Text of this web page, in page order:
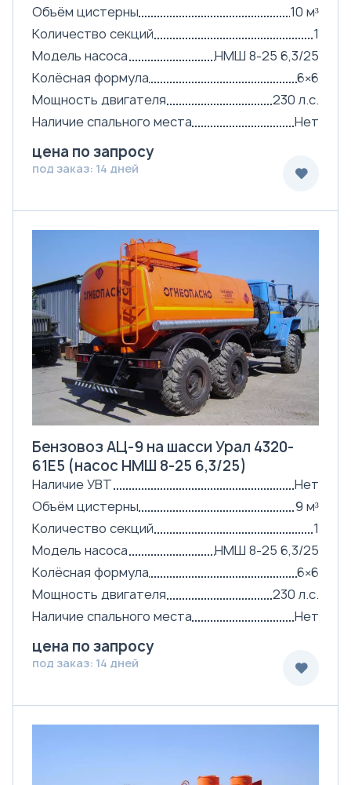
Объём цистерны
10 м³
Количество секций
1
Модель насоса
НМШ 8-25 6,3/25
Колёсная формула
6×6
Мощность двигателя
230 л.с.
Наличие спального места
Нет
цена по запросу
под заказ: 14 дней
Бензовоз АЦ-9 на шасси Урал 4320-
61Е5 (насос НМШ 8-25 6,3/25)
Наличие УВТ
Нет
Объём цистерны
9 м³
Количество секций
1
Модель насоса
НМШ 8-25 6,3/25
Колёсная формула
6×6
Мощность двигателя
230 л.с.
Наличие спального места
Нет
цена по запросу
под заказ: 14 дней